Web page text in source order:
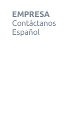
EMPRESA
Contáctanos
Español